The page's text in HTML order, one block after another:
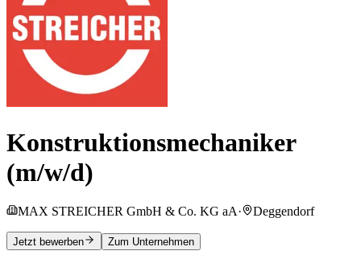
Konstruktionsmechaniker
(m/w/d)
MAX STREICHER GmbH & Co. KG aA· Deggendorf
Jetzt bewerben Zum Unternehmen